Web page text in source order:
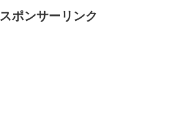
スポンサーリンク